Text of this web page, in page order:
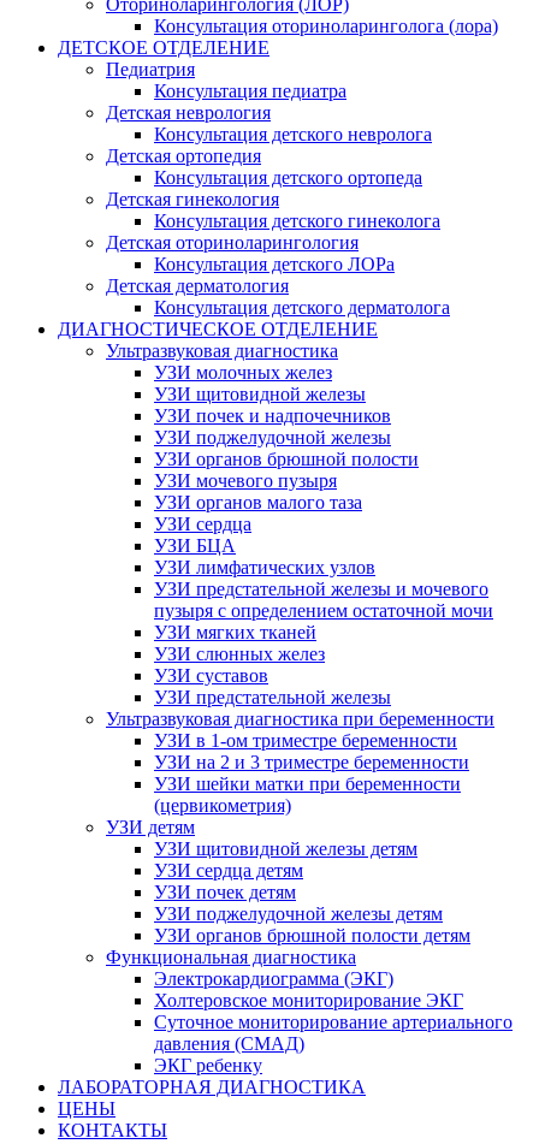
Оториноларингология (ЛОР)
Консультация оториноларинголога (лора)
ДЕТСКОЕ ОТДЕЛЕНИЕ
Педиатрия
Консультация педиатра
Детская неврология
Консультация детского невролога
Детская ортопедия
Консультация детского ортопеда
Детская гинекология
Консультация детского гинеколога
Детская оториноларингология
Консультация детского ЛОРа
Детская дерматология
Консультация детского дерматолога
ДИАГНОСТИЧЕСКОЕ ОТДЕЛЕНИЕ
Ультразвуковая диагностика
УЗИ молочных желез
УЗИ щитовидной железы
УЗИ почек и надпочечников
УЗИ поджелудочной железы
УЗИ органов брюшной полости
УЗИ мочевого пузыря
УЗИ органов малого таза
УЗИ сердца
УЗИ БЦА
УЗИ лимфатических узлов
УЗИ предстательной железы и мочевого
пузыря с определением остаточной мочи
УЗИ мягких тканей
УЗИ слюнных желез
УЗИ суставов
УЗИ предстательной железы
Ультразвуковая диагностика при беременности
УЗИ в 1-ом триместре беременности
УЗИ на 2 и 3 триместре беременности
УЗИ шейки матки при беременности
(цервикометрия)
УЗИ детям
УЗИ щитовидной железы детям
УЗИ сердца детям
УЗИ почек детям
УЗИ поджелудочной железы детям
УЗИ органов брюшной полости детям
Функциональная диагностика
Электрокардиограмма (ЭКГ)
Холтеровское мониторирование ЭКГ
Суточное мониторирование артериального
давления (СМАД)
ЭКГ ребенку
ЛАБОРАТОРНАЯ ДИАГНОСТИКА
ЦЕНЫ
КОНТАКТЫ